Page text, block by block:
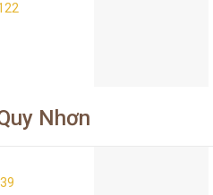
Nhơn